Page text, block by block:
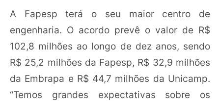
A Fapesp terá o seu maior centro de
engenharia. O acordo prevê o valor de R$
102,8 milhões ao longo de dez anos, sendo
R$ 25,2 milhões da Fapesp, R$ 32,9 milhões
da Embrapa e R$ 44,7 milhões da Unicamp.
“Temos grandes expectativas sobre os